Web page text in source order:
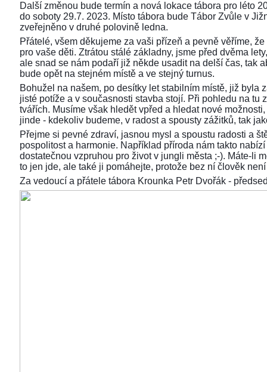
Další změnou bude termín a nová lokace tábora pro léto
do soboty 29.7. 2023. Místo tábora bude Tábor Zvůle v
zveřejněno v druhé polovině ledna.
Přátelé, všem děkujeme za vaši přízeň a pevně věříme,
pro vaše děti. Ztrátou stálé základny, jsme před dvěma
ale snad se nám podaří již někde usadit na delší čas, tak
bude opět na stejném místě a ve stejný turnus.
Bohužel na našem, po desítky let stabilním místě, již byla
jisté potíže a v současnosti stavba stojí. Při pohledu na tu
tvářích. Musíme však hledět vpřed a hledat nové
jinde - kdekoliv budeme, v radost a spousty zážitků, tak
Přejme si pevné zdraví, jasnou mysl a spoustu radosti a
pospolitost a harmonie. Například příroda nám takto
dostatečnou vzpruhou pro život v jungli města ;-). Máte-li
to jen jde, ale také ji pomáhejte, protože bez ní člověk
Za vedoucí a přátele tábora Krounka Petr Dvořák -